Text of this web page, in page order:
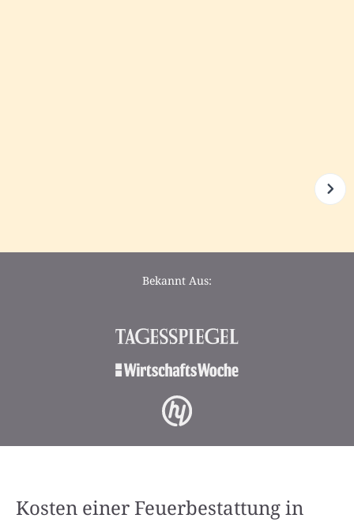
Bekannt Aus:
Kosten einer Feuerbestattung in